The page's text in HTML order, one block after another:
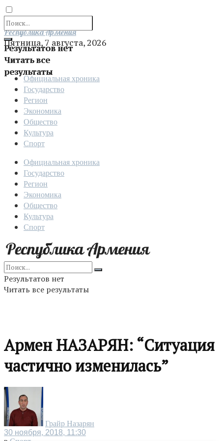
Результатов нет
Читать все
результаты
Отправить
Республика Армения
Пятница, 7 августа, 2026
Официальная хроника
Государство
Регион
Экономика
Общество
Культура
Спорт
Официальная хроника
Государство
Регион
Экономика
Общество
Культура
Спорт
Результатов нет
Читать все результаты
Армен НАЗАРЯН: “Ситуация
частично изменилась”
Грайр Назарян
30 ноября, 2018, 11:30